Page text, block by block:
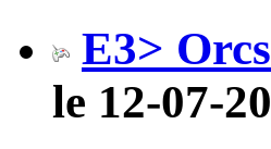
E3>
le 12-07-